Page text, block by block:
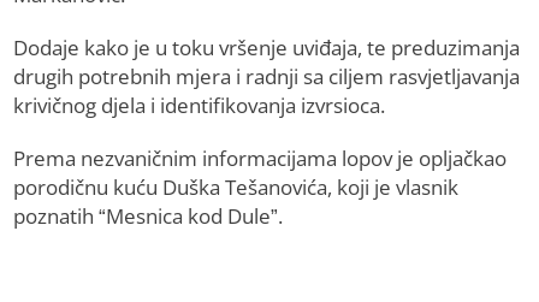
Dodaje kako je u toku vršenje uviđaja, te preduzimanja
drugih potrebnih mjera i radnji sa ciljem rasvjetljavanja
krivičnog djela i identifikovanja izvrsioca.
Prema nezvaničnim informacijama lopov je opljačkao
porodičnu kuću Duška Tešanovića, koji je vlasnik
poznatih “Mesnica kod Dule”.